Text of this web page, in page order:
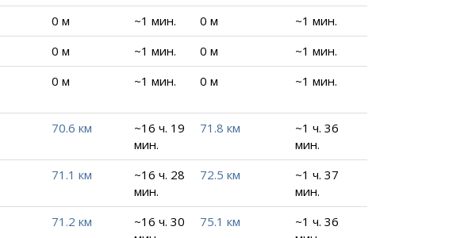
0 м ~1 мин. 0 м
~1 мин.
0 м ~1 мин. 0 м
~1 мин.
0 м ~1 мин. 0 м ~1 мин.
70.6 км
~16 ч. 19
мин.
71.8 км
~1 ч. 36
мин.
71.1 км
~16 ч. 28
мин.
72.5 км
~1 ч. 37
мин.
71.2 км
~16 ч. 30
75.1 км
~1 ч. 36